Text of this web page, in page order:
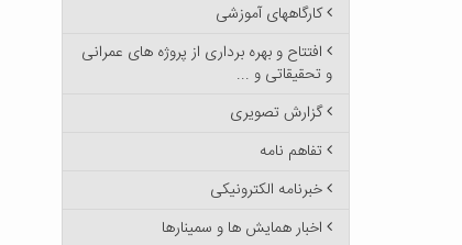
کارگاههای آموزشی
افتتاح و بهره برداری از پروژه های عمرانی
و تحقیقاتی و ...
گزارش تصویری
تفاهم نامه
خبرنامه الکترونیکی
اخبار همایش ها و سمینارها